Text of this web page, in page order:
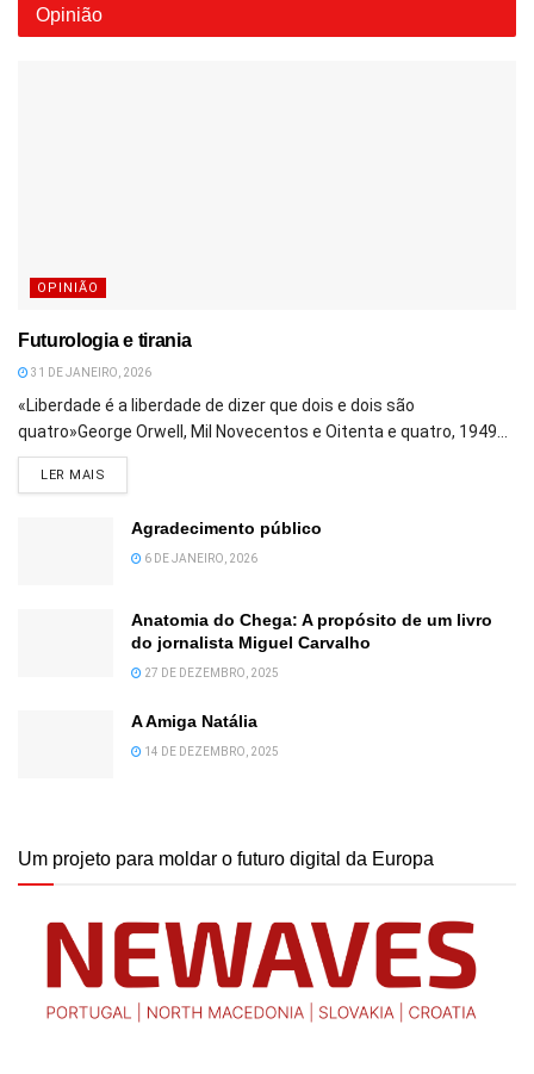
Opinião
OPINIÃO
Futurologia e tirania
31 DE JANEIRO, 2026
«Liberdade é a liberdade de dizer que dois e dois são
quatro»George Orwell, Mil Novecentos e Oitenta e quatro, 1949...
LER MAIS
Agradecimento público
6 DE JANEIRO, 2026
Anatomia do Chega: A propósito de um livro
do jornalista Miguel Carvalho
27 DE DEZEMBRO, 2025
A Amiga Natália
14 DE DEZEMBRO, 2025
Um projeto para moldar o futuro digital da Europa